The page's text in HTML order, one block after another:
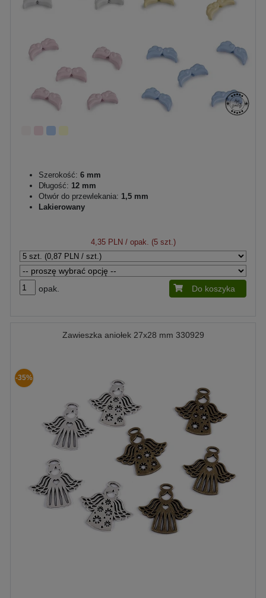
Szerokość: 6 mm
Długość: 12 mm
Otwór do przewlekania: 1,5 mm
Lakierowany
4,35 PLN/ opak. (5 szt.)
opak. Do koszyka
Zawieszka aniołek 27x28 mm 330929
-35%